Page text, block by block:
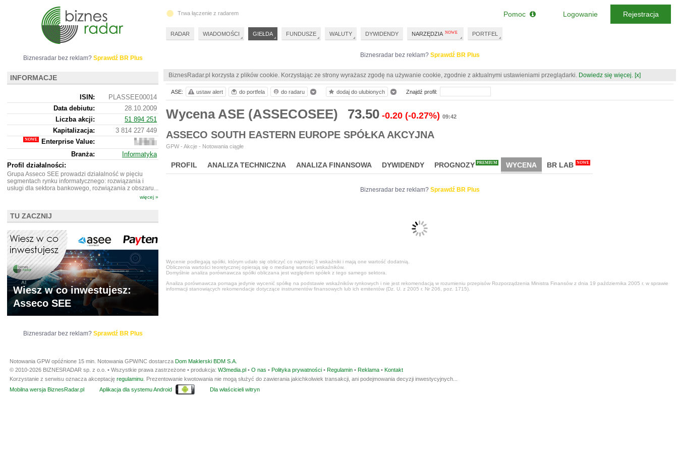
Biznesradar bez reklam? Sprawdź BR Plus
BiznesRadar.pl korzysta z plików cookie. Korzystając ze strony wyrażasz zgodę na używanie cookie, zgodnie z aktualnymi ustawieniami przeglądarki. Dowiedz się więcej. [x]
Wycena ASE (ASSECOSEE) 73.50 -0.20 (-0.27%) 09:42
ASSECO SOUTH EASTERN EUROPE SPÓŁKA AKCYJNA
GPW - Akcje - Notowania ciągłe
PROFIL ANALIZA TECHNICZNA ANALIZA FINANSOWA DYWIDENDY PROGNOZY PREMIUM WYCENA BR LAB NOWE
Biznesradar bez reklam? Sprawdź BR Plus
Wycenie podlegają spółki, którym udało się obliczyć co najmniej 3 wskaźniki i mają one wartość dodatnią.
Obliczenia wartości teoretycznej opierają się o medianę wartości wskaźników.
Domyślnie analiza porównawcza spółki obliczana jest względem spółek z tego samego sektora.
Analiza porównawcza pomaga jedynie wycenić spółkę na podstawie wskaźników rynkowych i nie jest rekomendacją w rozumieniu przepisów Rozporządzenia Ministra Finansów z dnia 19 października 2005 r. w sprawie
informacji stanowiących rekomendacje dotyczące instrumentów finansowych lub ich emitentów (Dz. U. z 2005 r. Nr 206, poz. 1715).
ASE: ustaw alert do portfela do radaru dodaj do ulubionych Znajdź profil:
Biznesradar bez reklam? Sprawdź BR Plus
INFORMACJE
ISIN:
PLASSEE00014
Data debiutu:
28.10.2009
Liczba akcji:
51 894 251
Kapitalizacja:
3 814 227 449
Enterprise Value:
748
223
Branża:
Informatyka
Profil działalności:
Grupa Asseco SEE prowadzi działalność w pięciu
segmentach rynku informatycznego: rozwiązania i
usługi dla sektora bankowego, rozwiązania z obszaru...
więcej »
TU ZACZNIJ
Wiesz w co inwestujesz:
Asseco SEE
Biznesradar bez reklam? Sprawdź BR Plus
Trwa łączenie z radarem
RADAR WIADOMOŚCI GIEŁDA FUNDUSZE WALUTY DYWIDENDY NARZĘDZIA PORTFEL
Pomoc Logowanie Rejestracja
Notowania GPW opóźnione 15 min. Notowania GPW/NC dostarcza Dom Maklerski BDM S.A.
© 2010-2026 BIZNESRADAR sp. z o.o. • Wszystkie prawa zastrzeżone • produkcja: W3media.pl • O nas • Polityka prywatności • Regulamin • Reklama • Kontakt
Korzystanie z serwisu oznacza akceptację regulaminu . Prezentowanie kwotowania nie mogą służyć do zawierania jakichkolwiek transakcji, ani podejmowania decyzji inwestycyjnych...
Mobilna wersja BiznesRadar.pl
Aplikacja dla systemu Android Dla właścicieli witryn